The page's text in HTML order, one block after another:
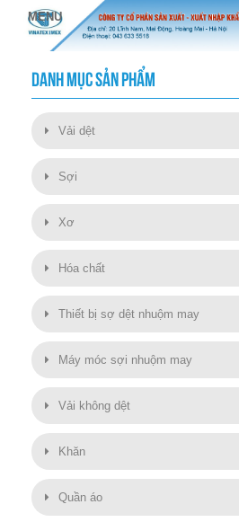
DANH MỤC SẢN PHẨM
Vải dệt
Sợi
Xơ
Hóa chất
Thiết bị sợ dệt nhuộm may
Máy móc sợi nhuộm may
Vải không dệt
Khăn
Quần áo